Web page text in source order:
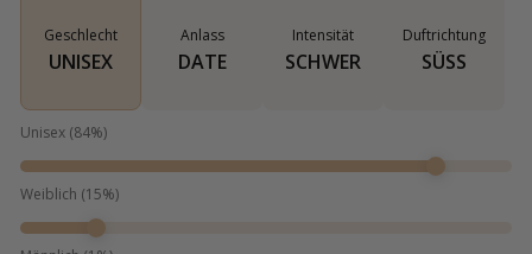
Geschlecht
UNISEX
Anlass
DATE
Intensität
SCHWER
Duftrichtung
SÜSS
Unisex (84%)
Weiblich (15%)